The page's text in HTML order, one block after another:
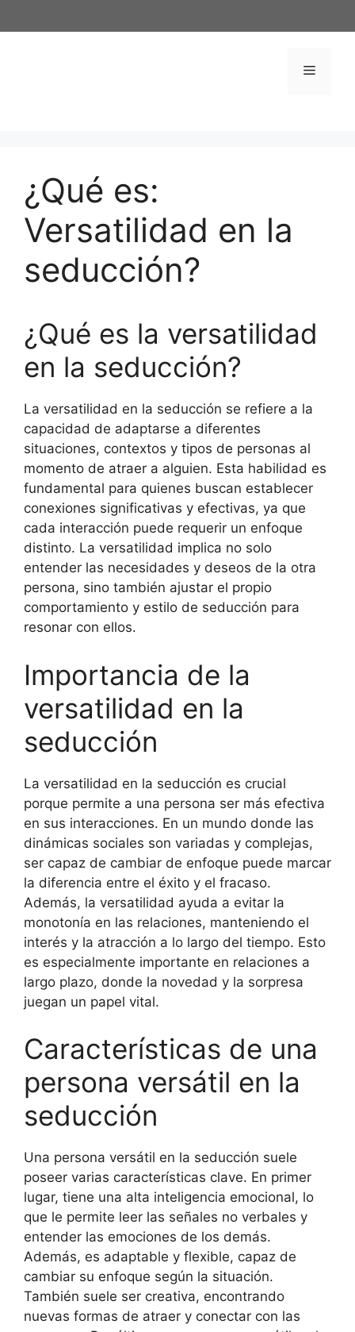
al
Menú
¿Qué es:
Versatilidad en la
seducción?
¿Qué es la versatilidad
en la seducción?
La versatilidad en la seducción se refiere a la
capacidad de adaptarse a diferentes
situaciones, contextos y tipos de personas al
momento de atraer a alguien. Esta habilidad es
fundamental para quienes buscan establecer
conexiones significativas y efectivas, ya que
cada interacción puede requerir un enfoque
distinto. La versatilidad implica no solo
entender las necesidades y deseos de la otra
persona, sino también ajustar el propio
comportamiento y estilo de seducción para
resonar con ellos.
Importancia de la
versatilidad en la
seducción
La versatilidad en la seducción es crucial
porque permite a una persona ser más efectiva
en sus interacciones. En un mundo donde las
dinámicas sociales son variadas y complejas,
ser capaz de cambiar de enfoque puede marcar
la diferencia entre el éxito y el fracaso.
Además, la versatilidad ayuda a evitar la
monotonía en las relaciones, manteniendo el
interés y la atracción a lo largo del tiempo. Esto
es especialmente importante en relaciones a
largo plazo, donde la novedad y la sorpresa
juegan un papel vital.
Características de una
persona versátil en la
seducción
Una persona versátil en la seducción suele
poseer varias características clave. En primer
lugar, tiene una alta inteligencia emocional, lo
que le permite leer las señales no verbales y
entender las emociones de los demás.
Además, es adaptable y flexible, capaz de
cambiar su enfoque según la situación.
También suele ser creativa, encontrando
nuevas formas de atraer y conectar con las